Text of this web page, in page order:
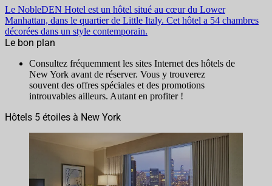
Le NobleDEN Hotel est un hôtel situé au cœur du Lower
Manhattan, dans le quartier de Little Italy. Cet hôtel a 54 chambres
décorées dans un style contemporain.
Le bon plan
Consultez fréquemment les sites Internet des hôtels de
New York avant de réserver. Vous y trouverez
souvent des offres spéciales et des promotions
introuvables ailleurs. Autant en profiter !
Hôtels 5 étoiles à New York